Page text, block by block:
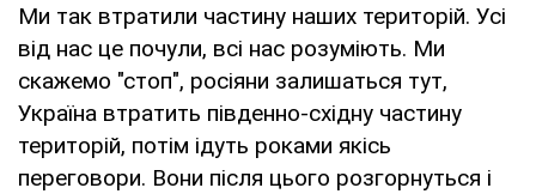
Ми так втратили частину наших територій. Усі
від нас це почули, всі нас розуміють. Ми
скажемо "стоп", росіяни залишаться тут,
Україна втратить південно-східну частину
територій, потім ідуть роками якісь
переговори. Вони після цього розгорнуться і